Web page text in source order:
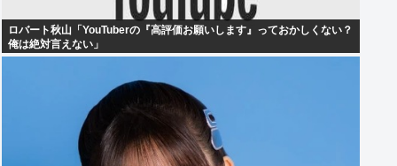
ロバート秋山「YouTuberの『高評価お願いします』っておかしくない？
俺は絶対言えない」